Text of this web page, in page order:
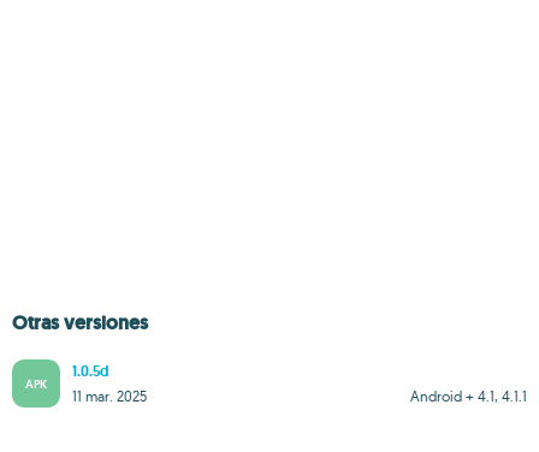
Otras versiones
APK
1.0.5d
Android + 4.1, 4.1.1
11 mar. 2025